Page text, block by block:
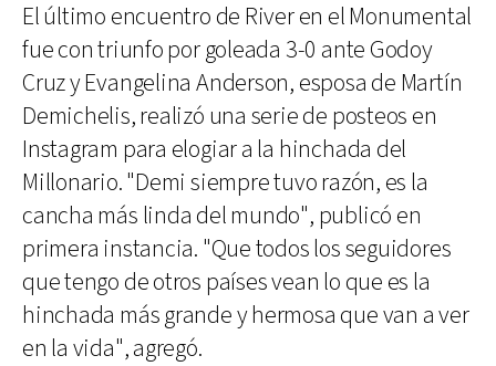
El último encuentro de River en el Monumental
fue con triunfo por goleada 3-0 ante Godoy
Cruz y Evangelina Anderson, esposa de Martín
Demichelis, realizó una serie de posteos en
Instagram para elogiar a la hinchada del
Millonario. "Demi siempre tuvo razón, es la
cancha más linda del mundo", publicó en
primera instancia. "Que todos los seguidores
que tengo de otros países vean lo que es la
hinchada más grande y hermosa que van a ver
en la vida", agregó.